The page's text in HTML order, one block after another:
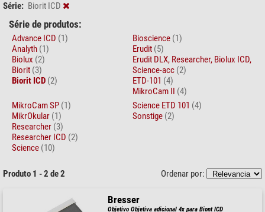
Série: Biorit ICD
Série de produtos:
Advance ICD (1)
Analyth (1)
Biolux (2)
Biorit (3)
Biorit ICD (2)
Bioscience (1)
Erudit (5)
Erudit DLX, Researcher, Biolux ICD,
Science-acc (2)
ETD-101 (4)
MikroCam II (4)
MikroCam SP (1)
MikrOkular (1)
Researcher (3)
Researcher ICD (2)
Science (10)
Science ETD 101 (4)
Sonstige (2)
Produto 1 - 2 de 2 Ordenar por:
Bresser
Objetivo Objetiva adicional 4x para Biont ICD